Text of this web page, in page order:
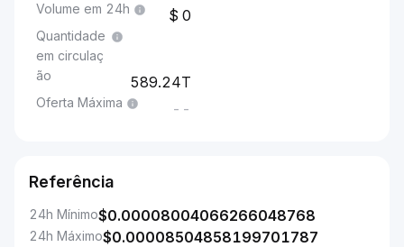
Volume em 24h 0
Quantidade
em circulaç
ão
589.24T
Oferta Máxima --
Referência
24h Mínimo$0.00008004066266048768
24h Máximo$0.00008504858199701787